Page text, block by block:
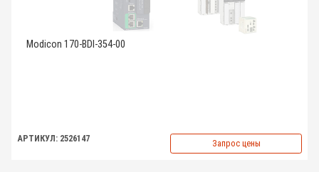
Modicon 170-BDI-354-00
АРТИКУЛ: 2526147 Запрос цены